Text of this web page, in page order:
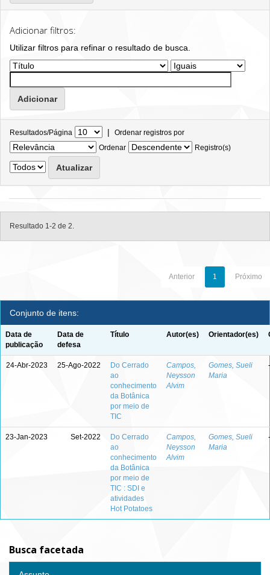
Adicionar filtros:
Utilizar filtros para refinar o resultado de busca.
Resultados/Página | Ordenar registros por
Ordenar
Registro(s)
Resultado 1-2 de 2.
Anterior 1 Próximo
Conjunto de itens:
Data de
publicação
Data de
defesa
Título Autor(es) Orientador(es)
24-Abr-2023 25-Ago-2022
Do Cerrado
ao
conhecimento
da Botânica
por meio de
TIC
Campos,
Neysson
Alvim
Gomes, Sueli
Maria
-
23-Jan-2023 Set-2022
Do Cerrado
ao
conhecimento
da Botânica
por meio de
TIC : SDI e
atividades
Hot Potatoes
Campos,
Neysson
Alvim
Gomes, Sueli
Maria
-
Busca facetada